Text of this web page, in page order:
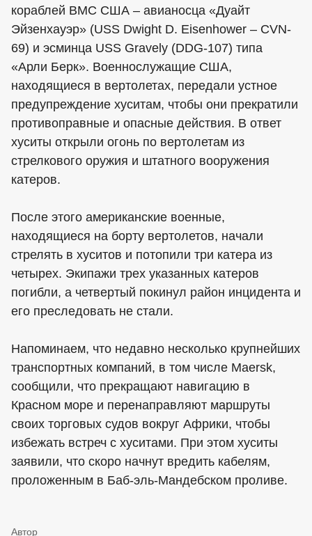
кораблей ВМС США – авианосца «Дуайт
Эйзенхауэр» (USS Dwight D. Eisenhower – CVN-
69) и эсминца USS Gravely (DDG-107) типа
«Арли Берк». Военнослужащие США,
находящиеся в вертолетах, передали устное
предупреждение хуситам, чтобы они прекратили
противоправные и опасные действия. В ответ
хуситы открыли огонь по вертолетам из
стрелкового оружия и штатного вооружения
катеров.
После этого американские военные,
находящиеся на борту вертолетов, начали
стрелять в хуситов и потопили три катера из
четырех. Экипажи трех указанных катеров
погибли, а четвертый покинул район инцидента и
его преследовать не стали.
Напоминаем, что недавно несколько крупнейших
транспортных компаний, в том числе Maersk,
сообщили, что прекращают навигацию в
Красном море и перенаправляют маршруты
своих торговых судов вокруг Африки, чтобы
избежать встреч с хуситами. При этом хуситы
заявили, что скоро начнут вредить кабелям,
проложенным в Баб-эль-Мандебском проливе.